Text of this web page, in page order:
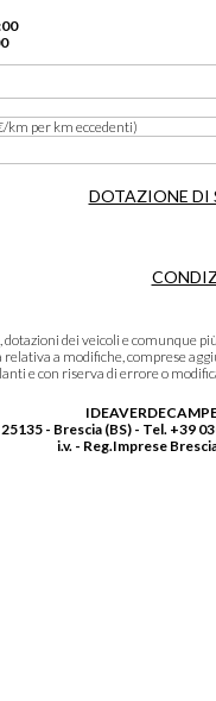
km per km eccedenti)
DOTAZIONE DI
dei veicoli e comunque
relativa a modifiche, comprese
e con riserva di errore o
- Brescia (BS) - Tel. +39
i.v. - Reg.Imprese